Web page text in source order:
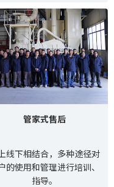
管家式售后
线下相结合，多种途径对
的使用和管理进行培训、
指导。